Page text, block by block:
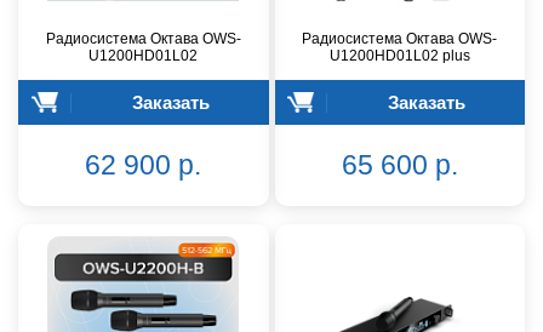
Радиосистема Октава OWS-
U1200HD01L02
Заказать
62 900 р.
Радиосистема Октава OWS-
U1200HD01L02 plus
Заказать
65 600 р.